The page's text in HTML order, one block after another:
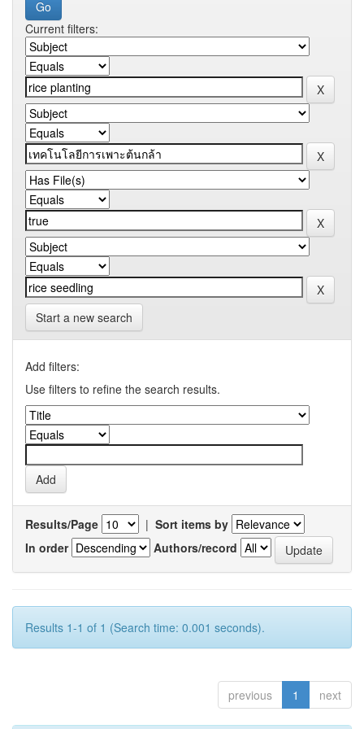
Current filters:
Start a new search
Add filters:
Use filters to refine the search results.
Results/Page | Sort items by
In order
Authors/record
Results 1-1 of 1 (Search time: 0.001 seconds).
previous 1 next